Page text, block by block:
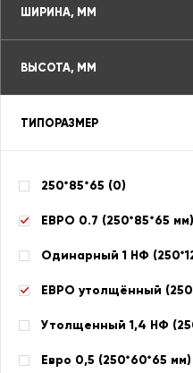
ШИРИНА, ММ
ВЫСОТА, ММ
ТИПОРАЗМЕР
250*85*65 (0)
ЕВРО 0.7 (250*85*65
Одинарный 1 НФ
ЕВРО утолщённый
Утолщенный 1,4 НФ
Евро 0,5 (250*60*65